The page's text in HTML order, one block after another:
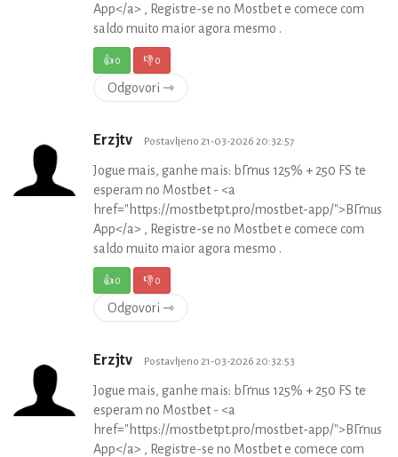
App</a> , Registre-se no Mostbet e comece com
saldo muito maior agora mesmo .
👍0 👎0
Odgovori ⇾
Erzjtv Postavljeno 21-03-2026 20:32:57
Jogue mais, ganhe mais: bГґnus 125% + 250 FS te
esperam no Mostbet - <a
href="https://mostbetpt.pro/mostbet-app/">BГґnus
App</a> , Registre-se no Mostbet e comece com
saldo muito maior agora mesmo .
👍0 👎0
Odgovori ⇾
Erzjtv Postavljeno 21-03-2026 20:32:53
Jogue mais, ganhe mais: bГґnus 125% + 250 FS te
esperam no Mostbet - <a
href="https://mostbetpt.pro/mostbet-app/">BГґnus
App</a> , Registre-se no Mostbet e comece com